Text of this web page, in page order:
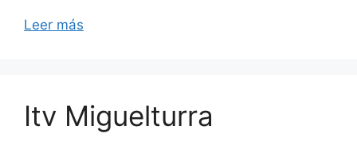
Leer más
Itv Miguelturra